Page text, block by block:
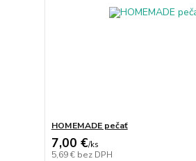
HOMEMADE pečať
7,00 €/ks
5,69 € bez DPH